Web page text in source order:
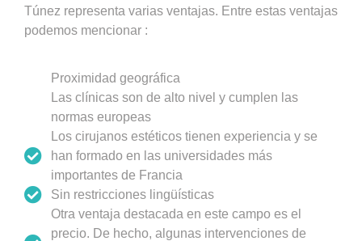
Túnez representa varias ventajas. Entre estas ventajas
podemos mencionar :
Proximidad geográfica
Las clínicas son de alto nivel y cumplen las
normas europeas
Los cirujanos estéticos tienen experiencia y se
han formado en las universidades más
importantes de Francia
Sin restricciones lingüísticas
Otra ventaja destacada en este campo es el
precio. De hecho, algunas intervenciones de